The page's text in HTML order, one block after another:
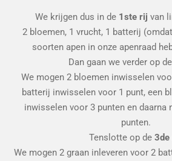
We krijgen dus in de 1ste rij van
2 bloemen, 1 vrucht, 1 batterij
soorten apen in onze apenraad
Dan gaan we verder op de
We mogen 2 bloemen inwisselen
batterij inwisselen voor 1 punt, een
inwisselen voor 3 punten en daarna
punten.
Tenslotte op de 3de
We mogen 2 graan inleveren voor 2